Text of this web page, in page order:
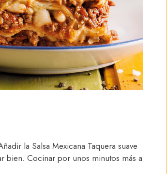
la Salsa Mexicana Taquera suave
bien. Cocinar por unos minutos más a